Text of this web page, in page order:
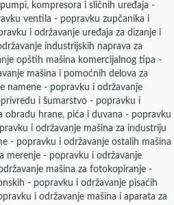
kompresora i sličnih uređaja -
ventila - popravku zupčanika i
i održavanje uređaja za dizanje i
industrijskih naprava za
opštih mašina komercijalnog tipa -
mašina i pomoćnih delova za
namene - popravku i održavanje
i šumarstvo - popravku i
obradu hrane, pića i duvana - popravku
i održavanje mašina za industriju
- popravku i održavanje ostalih mašina
merenje - popravku i održavanje
mašina za fotokopiranje -
- popravku i održavanje pisaćih
i održavanje mašina i aparata za